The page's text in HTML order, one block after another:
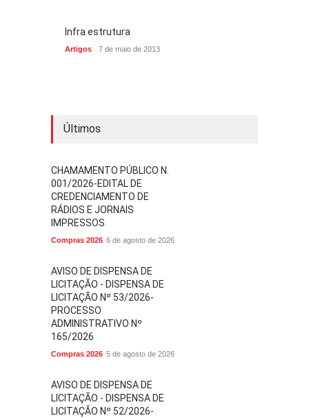
Infra estrutura
Artigos 7 de maio de 2013
Últimos
CHAMAMENTO PÚBLICO N.
001/2026-EDITAL DE
CREDENCIAMENTO DE
RÁDIOS E JORNAIS
IMPRESSOS
Compras 2026 6 de agosto de 2026
AVISO DE DISPENSA DE
LICITAÇÃO - DISPENSA DE
LICITAÇÃO Nº 53/2026-
PROCESSO
ADMINISTRATIVO Nº
165/2026
Compras 2026 5 de agosto de 2026
AVISO DE DISPENSA DE
LICITAÇÃO - DISPENSA DE
LICITAÇÃO Nº 52/2026-